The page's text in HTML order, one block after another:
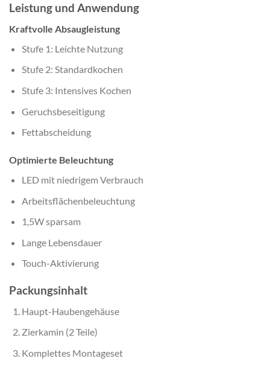
Leistung und Anwendung
Kraftvolle Absaugleistung
Stufe 1: Leichte Nutzung
Stufe 2: Standardkochen
Stufe 3: Intensives Kochen
Geruchsbeseitigung
Fettabscheidung
Optimierte Beleuchtung
LED mit niedrigem Verbrauch
Arbeitsflächenbeleuchtung
1,5W sparsam
Lange Lebensdauer
Touch-Aktivierung
Packungsinhalt
Haupt-Haubengehäuse
Zierkamin (2 Teile)
Komplettes Montageset